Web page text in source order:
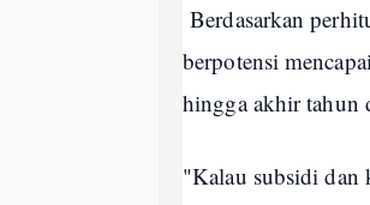
Berdasarkan
berpotensi
hingga akhir tahun
"Kalau subsidi dan